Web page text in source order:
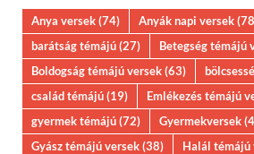
Anya versek(74) Anyák napi versek
barátság témájú(27) Betegség témájú
Boldogság témájú versek(63)
család témájú(19) Emlékezés témájú
gyermek témájú(72) Gyermekversek
Gyász témájú versek(38) Halál témájú